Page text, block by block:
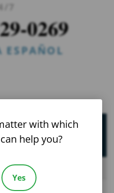
7
0269
ESPAÑOL
Útiles
with which
help you?
Yes